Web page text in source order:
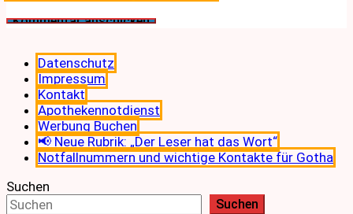
Datenschutz
Impressum
Kontakt
Apothekennotdienst
Werbung Buchen
📢 Neue Rubrik: „Der Leser hat das Wort“
Notfallnummern und wichtige Kontakte für Gotha
Suchen
Suchen